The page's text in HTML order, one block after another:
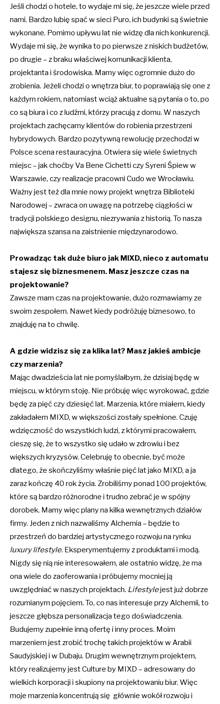
Jeśli chodzi o hotele, to wydaje mi się, że jeszcze wiele przed
nami. Bardzo lubię spać w sieci Puro, ich budynki są świetnie
wykonane. Pomimo upływu lat nie widzę dla nich konkurencji.
Wydaje mi się, że wynika to po pierwsze z niskich budżetów,
po drugie – z braku właściwej komunikacji klienta,
projektanta i środowiska. Mamy więc ogromnie dużo do
zrobienia. Jeżeli chodzi o wnętrza biur, to poprawiają się one z
każdym rokiem, natomiast wciąż aktualne są pytania o to, po
co są biura i co z ludźmi, którzy pracują z domu. W naszych
projektach zachęcamy klientów do robienia przestrzeni
hybrydowych. Bardzo pozytywną rewolucję przechodzi w
Polsce scena restauracyjna. Otwiera się wiele świetnych
miejsc – jak choćby Va Bene Cichetti czy Syreni Śpiew w
Warszawie, czy realizacje pracowni Cudo we Wrocławiu.
Ważny jest też dla mnie nowy projekt wnętrza Biblioteki
Narodowej – zwraca on uwagę na potrzebę ciągłości w
tradycji polskiego designu, niezrywania z historią. To nasza
największa szansa na zaistnienie międzynarodowo.
Prowadząc tak duże biuro jak MIXD, nieco z automatu
stajesz się biznesmenem. Masz jeszcze czas na
projektowanie?
Zawsze mam czas na projektowanie, dużo rozmawiamy ze
swoim zespołem. Nawet kiedy podróżuję biznesowo, to
znajduję na to chwilę.
A gdzie widzisz się za klika lat? Masz jakieś ambicje
czy marzenia?
Mając dwadzieścia lat nie pomyślałbym, że dzisiaj będę w
miejscu, w którym stoję. Nie próbuję więc wyrokować, gdzie
będę za pięć czy dziesięć lat. Marzenia, które miałem, kiedy
zakładałem MIXD, w większości zostały spełnione. Czuję
wdzięczność do wszystkich ludzi, z którymi pracowałem,
cieszę się, że to wszystko się udało w zdrowiu i bez
większych kryzysów. Celebruję to obecnie, być może
dlatego, że skończyliśmy właśnie pięć lat jako MIXD, a ja
zaraz kończę 40 rok życia. Zrobiliśmy ponad 100 projektów,
które są bardzo różnorodne i trudno zebrać je w spójny
dorobek. Mamy więc plany na kilka wewnętrznych działów
firmy. Jeden z nich nazwaliśmy Alchemia – będzie to
przestrzeń do bardziej artystycznego rozwoju na rynku
luxury lifestyle. Eksperymentujemy z produktami i modą.
Nigdy się nią nie interesowałem, ale ostatnio widzę, że ma
ona wiele do zaoferowania i próbujemy mocniej ją
uwzględniać w naszych projektach. Lifestylejest już dobrze
rozumianym pojęciem. To, co nas interesuje przy Alchemii, to
jeszcze głębsza personalizacja tego doświadczenia.
Budujemy zupełnie inną ofertę i inny proces. Moim
marzeniem jest zrobić trochę takich projektów w Arabii
Saudyjskiej i w Dubaju. Drugim wewnętrznym projektem,
który realizujemy jest Culture by MIXD – adresowany do
wielkich korporacji i skupiony na projektowaniu biur. Więc
moje marzenia koncentrują się głównie wokół rozwoju i